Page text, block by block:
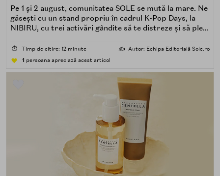
Pe 1 și 2 august, comunitatea SOLE se mută la mare. Ne
găsești cu un stand propriu în cadrul K-Pop Days, la
NIBIRU, cu trei activări gândite să te distreze și să pleci
⏱️ Timp de citire: 12 minute ✍️ Autor: Echipa Editorială Sole.ro
1 persoana apreciază acest articol